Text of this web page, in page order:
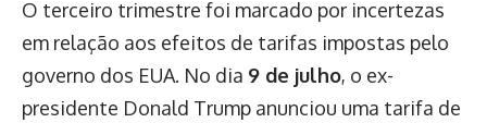
O terceiro trimestre foi marcado por incertezas
em relação aos efeitos de tarifas impostas pelo
governo dos EUA. No dia 9 de julho, o ex-
presidente Donald Trump anunciou uma tarifa de